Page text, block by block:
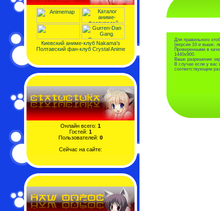
Киевский аниме-клуб Nakama's
Полтавский фан-клуб Crystal Anime
Онлайн всего: 1
Гостей: 1
Пользователей: 0
Сейчас на сайте:
Для правильного
(версии 10 и выше,
Проверенными в
1440x900.
Ваше разрешение
В случае если у вас
соответствующем